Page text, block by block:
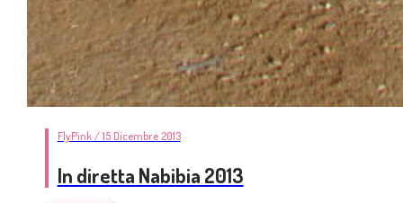
FlyPink / 15 Dicembre 2013
In diretta Nabibia 2013